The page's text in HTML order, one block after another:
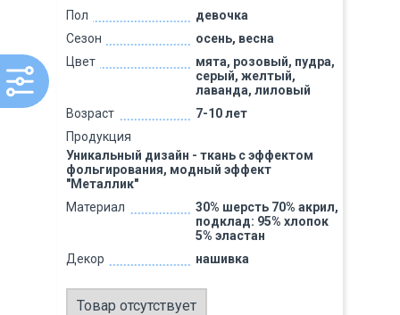
Пол
девочка
Сезон
осень, весна
Цвет
мята, розовый, пудра,
серый, желтый,
лаванда, лиловый
Возраст
7-10 лет
Продукция
Уникальный дизайн - ткань с эффектом
фольгирования, модный эффект
"Металлик"
Материал
30% шерсть 70% акрил,
подклад: 95% хлопок
5% эластан
Декор
нашивка
Товар отсутствует